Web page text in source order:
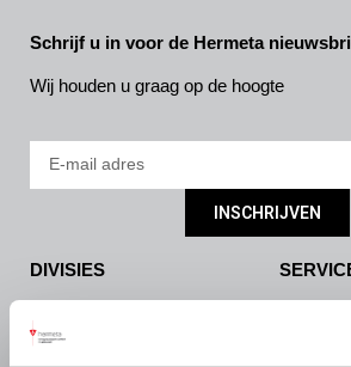
Schrijf u in voor de Hermeta
Wij houden u graag op de hoogte
INSCHRIJVEN
DIVISIES
Interieurbouw